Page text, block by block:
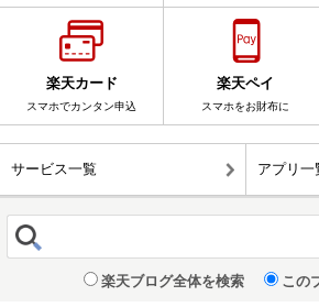
楽天カード
スマホでカンタン申込
楽天ペイ
スマホをお財布に
サービス一覧 アプリ一
楽天ブログ全体を検索 この